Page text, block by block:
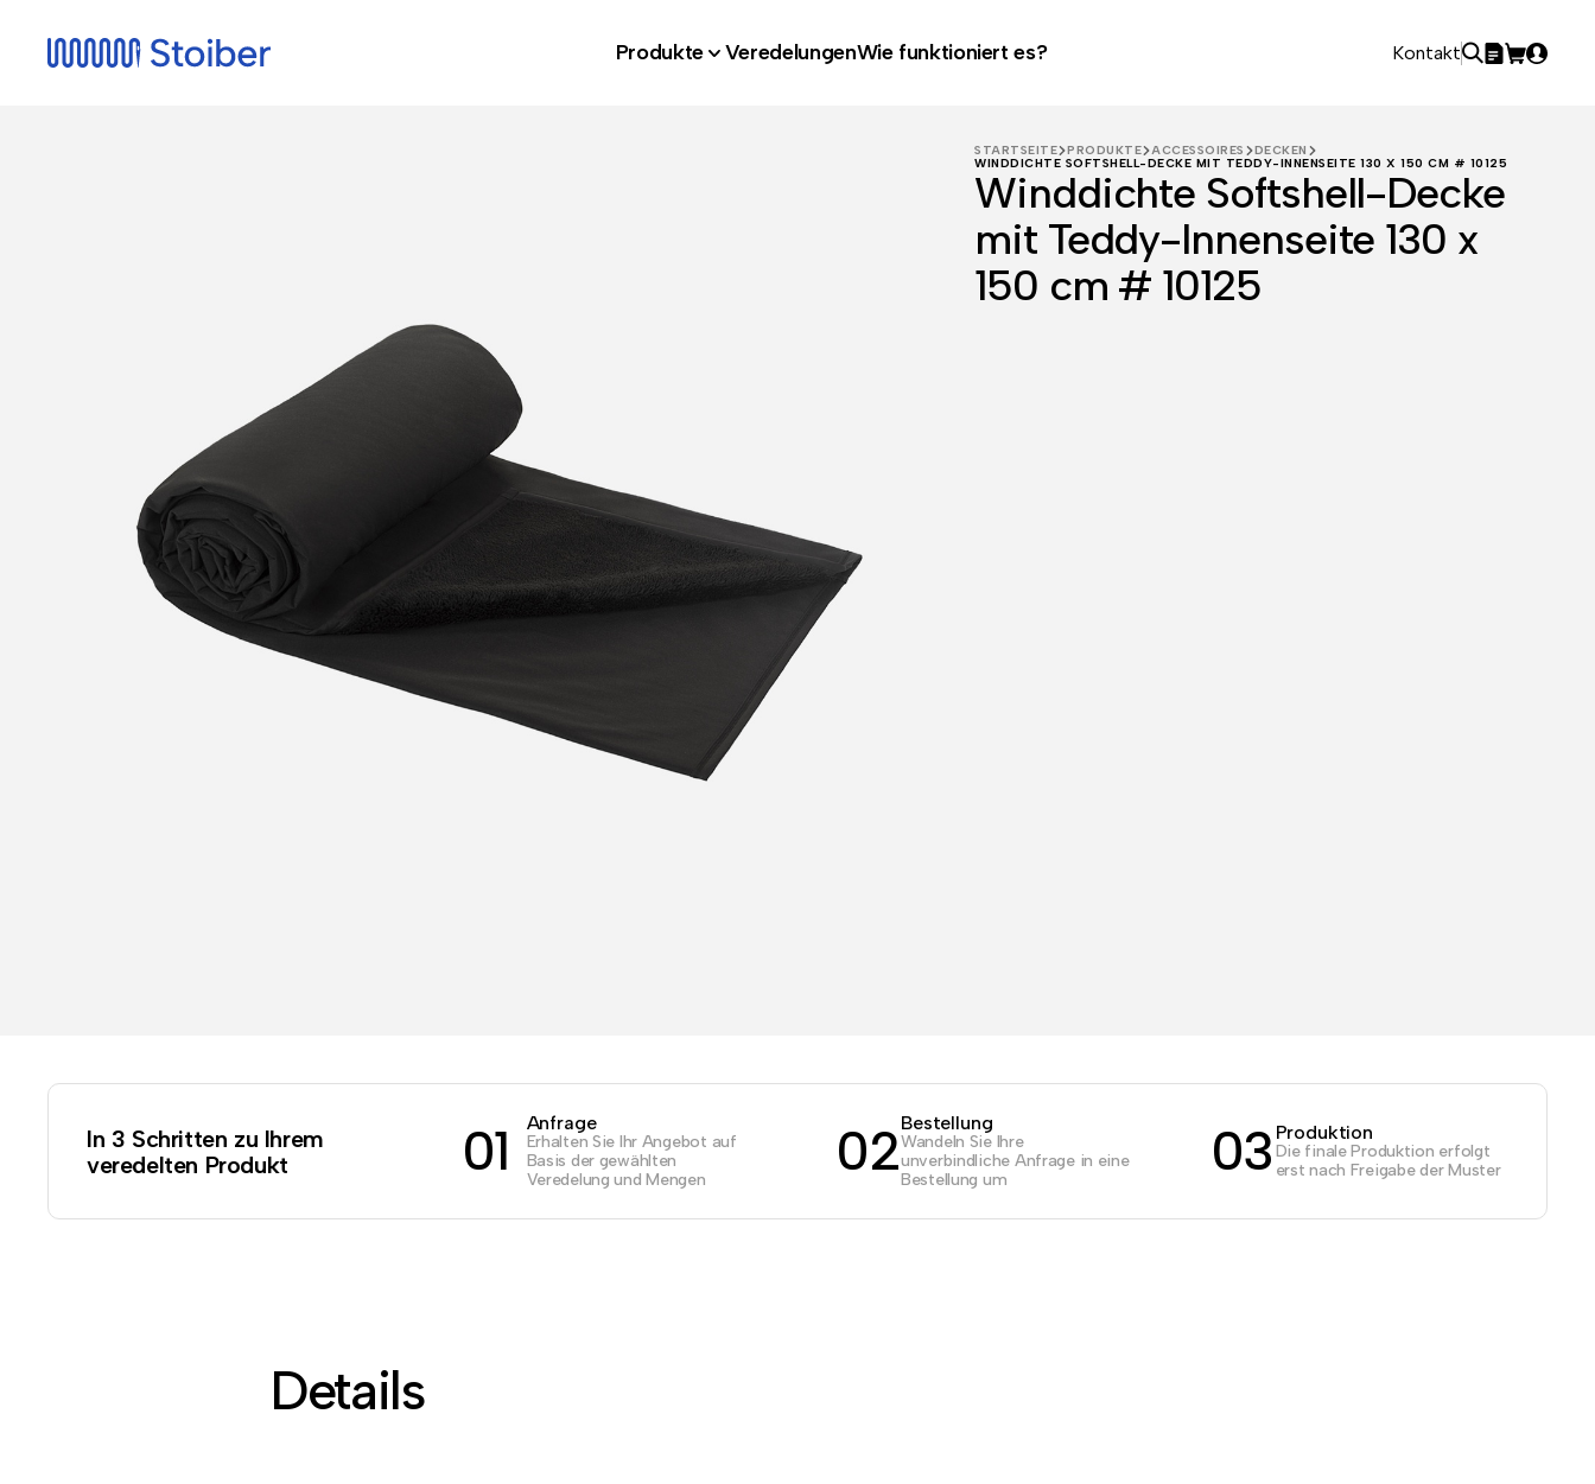
Produkte VeredelungenWie funktioniert es? Kontakt
STARTSEITE PRODUKTE ACCESSOIRES
DECKEN
WINDDICHTE SOFTSHELL-DECKE MIT TEDDY-INNENSEITE 130 X 150 CM # 10125
Winddichte Softshell-Decke
mit Teddy-Innenseite 130 x
150 cm # 10125
In 3 Schritten zu Ihrem
veredelten Produkt
01 Anfrage
Erhalten Sie Ihr Angebot auf
Basis der gewählten
Veredelung und Mengen
02Bestellung
Wandeln Sie Ihre
unverbindliche Anfrage in eine
Bestellung um
03 Produktion
Die finale Produktion erfolgt
erst nach Freigabe der Muster
Details